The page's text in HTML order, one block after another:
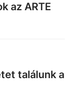
az ARTE
találunk a